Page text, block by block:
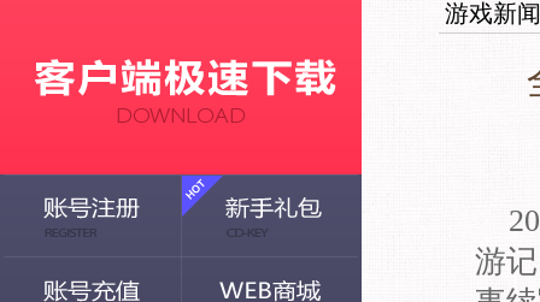
游戏新闻
游